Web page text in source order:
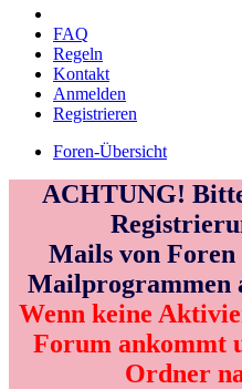
FAQ
Regeln
Kontakt
Anmelden
Registrieren
Foren-Übersicht
ACHTUNG!
Mails von Foren
Mailprogrammen
Wenn keine
Forum ankommt
Ordner